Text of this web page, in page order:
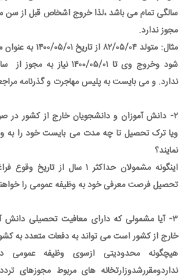
سالگی تمام می باشد ،لذا خروج اشخاص قبل از سن
مجوز ندارد.
مثال: متولد ۸۲/۰۵/
شود وخروج وی تا ۱۴۰۰/۰۵/۰۱
ندارد. و می بایست به پلیس مهاجرت و گذرنامه
۲- دانش آموزان و دانشجویان خارج از کشور در
ویا ترک تحصیل تا چه مدت می بایست خود را به
نمایند؟
اینگونه مشمولان حداکثر ۱ سال از
تحصیل فرصت معرفی خود به وظیفه عمومی را
۳- آیا مشمولی که دارای معافیت تحصیلی دانش
خارج از کشور است می تواند به دفعات متعدد به
هیچگونه محدودیتی ازسوی وظیفه عمومی
نداردومقررشدوزارتخانه های مربوط مجوزهای